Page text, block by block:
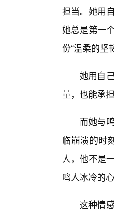
担当。她用
她总是第一
份“温柔的坚
她用自
量，也能承
而她与
临崩溃的时
人，他不是
鸣人冰冷的
这种情